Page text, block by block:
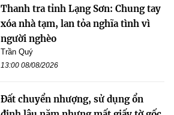
Thanh tra tỉnh Lạng Sơn: Chung tay
xóa nhà tạm, lan tỏa nghĩa tình vì
người nghèo
Trần Quý
13:00 08/08/2026
Đất chuyển nhượng, sử dụng ổn